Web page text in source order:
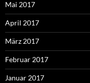
Mai 2017
April 2017
März 2017
Februar 2017
Januar 2017